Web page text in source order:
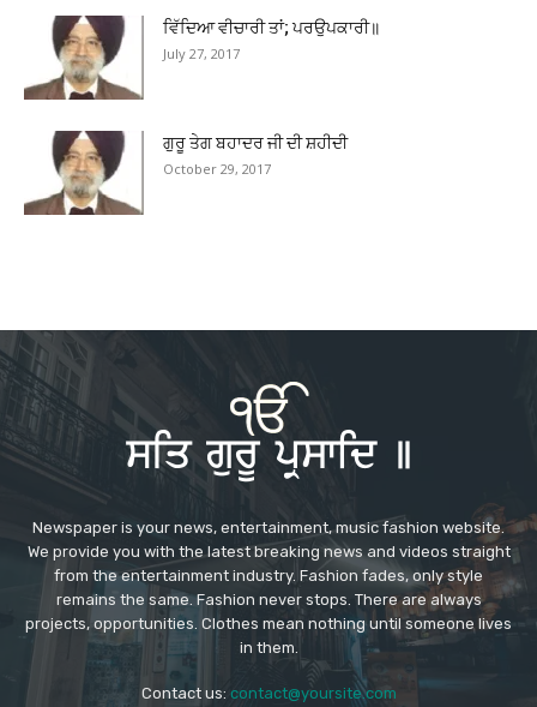
ਵਿੱਦਿਆ ਵੀਚਾਰੀ ਤਾਂ; ਪਰਉਪਕਾਰੀ॥
July 27, 2017
ਗੁਰੂ ਤੇਗ ਬਹਾਦਰ ਜੀ ਦੀ ਸ਼ਹੀਦੀ
October 29, 2017
Newspaper is your news, entertainment, music fashion website.
We provide you with the latest breaking news and videos straight
from the entertainment industry. Fashion fades, only style
remains the same. Fashion never stops. There are always
projects, opportunities. Clothes mean nothing until someone lives
in them.
Contact us: contact@yoursite.com